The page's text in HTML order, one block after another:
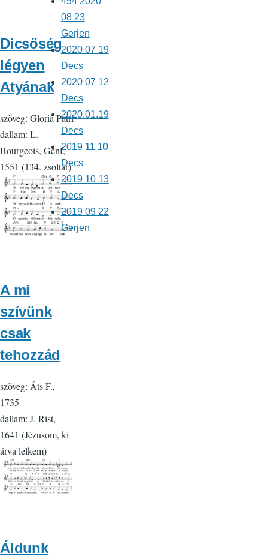
Dicsőség
légyen
Atyának
szöveg: Gloria Patri
dallam: L.
Bourgeois, Genf,
1551 (134. zsoltár)
A mi
szívünk
csak
tehozzád
szöveg: Áts F.,
1735
dallam: J. Rist,
1641 (Jézusom, ki
árva lelkem)
Áldunk
08 23
Gerjen
2020 07 19
Decs
2020 07 12
Decs
2020.01.19
Decs
2019 11 10
Decs
2019 10 13
Decs
2019 09 22
Gerjen